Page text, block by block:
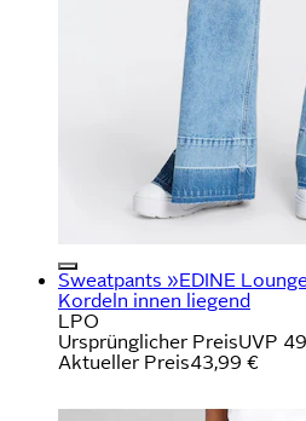
Sweatpants »EDINE
Kordeln innen liegend
LPO
Ursprünglicher PreisUVP
Aktueller Preis43,99 €